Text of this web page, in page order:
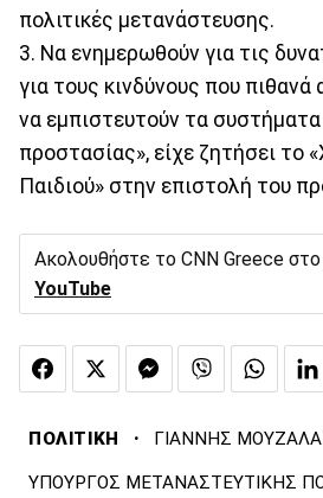
πολιτικές μετανάστευσης.
3. Να ενημερωθούν για τις
για τους κινδύνους που πιθανά
να εμπιστευτούν τα συστήματα
προστασίας», είχε ζητήσει το
Παιδιού» στην επιστολή του
Ακολουθήστε το CNN Greece
YouTube
ΠΟΛΙΤΙΚΗ · ΓΙΑΝΝΗΣ
ΥΠΟΥΡΓΟΣ ΜΕΤΑΝΑΣΤΕΥΤΙΚΗΣ